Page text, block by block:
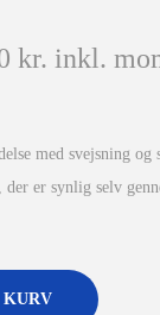
kr. inkl.
med svejsning
er synlig selv